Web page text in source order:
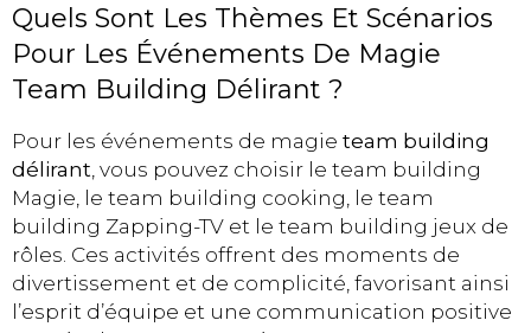
Quels Sont Les Thèmes Et Scénarios
Pour Les Événements De Magie
Team Building Délirant ?
Pour les événements de magie team building
délirant , vous pouvez choisir le team building
Magie, le team building cooking, le team
building Zapping-TV et le team building jeux de
rôles. Ces activités offrent des moments de
divertissement et de complicité, favorisant ainsi
l’esprit d’équipe et une communication positive